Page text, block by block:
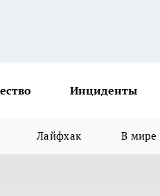
Инциденты
Лайфхак В мире